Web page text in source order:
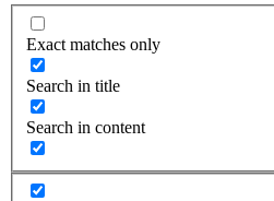
Exact matches only
Search in title
Search in content